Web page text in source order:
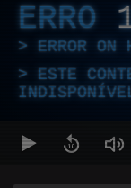
ERRO
ERROR ON
ESTE